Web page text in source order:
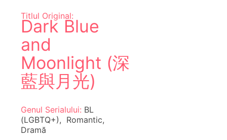
Titlul Original:
Dark Blue
and
Moonlight (深
藍與月光)
Genul Serialului: BL
(LGBTQ+), Romantic,
Dramă